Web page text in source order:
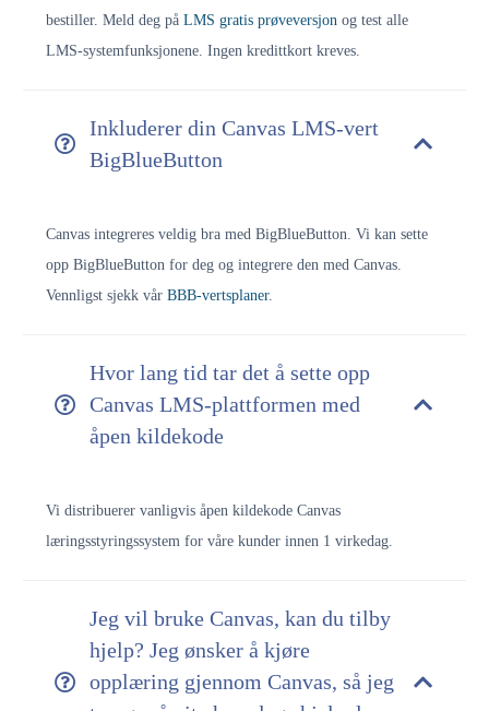
bestiller. Meld deg på LMS gratis prøveversjon og test alle
LMS-systemfunksjonene. Ingen kredittkort kreves.
Inkluderer din Canvas LMS-vert
BigBlueButton
Canvas integreres veldig bra med BigBlueButton. Vi kan sette
opp BigBlueButton for deg og integrere den med Canvas.
Vennligst sjekk vår BBB-vertsplaner.
Hvor lang tid tar det å sette opp
Canvas LMS-plattformen med
åpen kildekode
Vi distribuerer vanligvis åpen kildekode Canvas
læringsstyringssystem for våre kunder innen 1 virkedag.
Jeg vil bruke Canvas, kan du tilby
hjelp? Jeg ønsker å kjøre
opplæring gjennom Canvas, så jeg